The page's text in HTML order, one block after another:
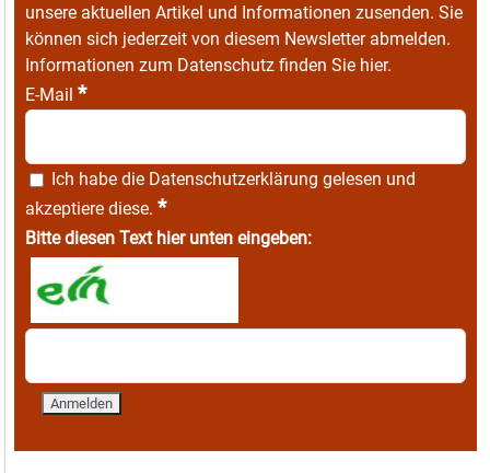
unsere aktuellen Artikel und Informationen zusenden. Sie
können sich jederzeit von diesem Newsletter abmelden.
Informationen zum Datenschutz finden Sie hier.
E-Mail *
Ich habe die Datenschutzerklärung gelesen und
akzeptiere diese. *
Bitte diesen Text hier unten eingeben: